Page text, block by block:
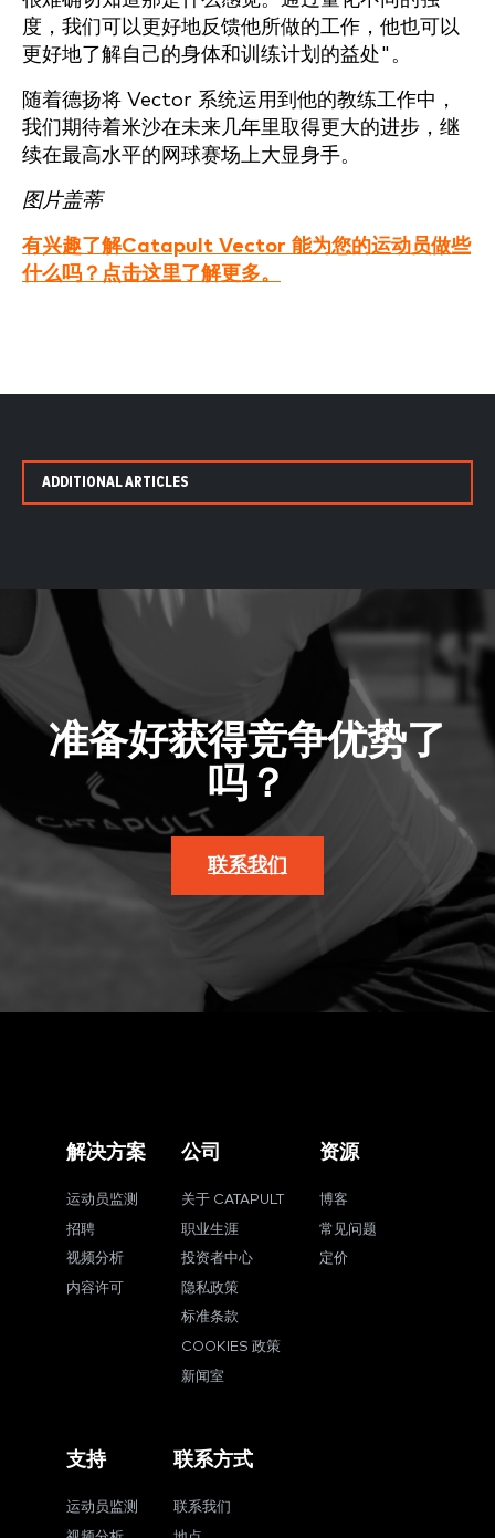
度，我们可以更好地反馈他所做的工作，他也可以
更好地了解自己的身体和训练计划的益处"。
随着德扬将 Vector 系统运用到他的教练工作中，
我们期待着米沙在未来几年里取得更大的进步，继
续在最高水平的网球赛场上大显身手。
图片盖蒂
有兴趣了解Catapult Vector 能为您的运动员做些
什么吗？点击这里了解更多。
ADDITIONAL ARTICLES
准备好获得竞争优势了
吗？
联系我们
解决方案
运动员监测
招聘
视频分析
内容许可
公司
关于 CATAPULT
职业生涯
投资者中心
隐私政策
标准条款
COOKIES 政策
新闻室
资源
博客
常见问题
定价
支持
运动员监测
联系方式
联系我们